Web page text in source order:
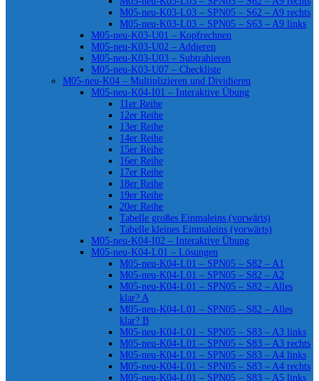
M05-neu-K03-L03 – SPN05 – S62 – A9 rechts
M05-neu-K03-L03 – SPN05 – S63 – A9 links
M05-neu-K03-U01 – Kopfrechnen
M05-neu-K03-U02 – Addieren
M05-neu-K03-U03 – Subtrahieren
M05-neu-K03-U07 – Checkliste
M05-neu-K04 – Multiplizieren und Dividieren
M05-neu-K04-I01 – Interaktive Übung
11er Reihe
12er Reihe
13er Reihe
14er Reihe
15er Reihe
16er Reihe
17er Reihe
18er Reihe
19er Reihe
20er Reihe
Tabelle großes Einmaleins (vorwärts)
Tabelle kleines Einmaleins (vorwärts)
M05-neu-K04-I02 – Interaktive Übung
M05-neu-K04-L01 – Lösungen
M05-neu-K04-L01 – SPN05 – S82 – A1
M05-neu-K04-L01 – SPN05 – S82 – A2
M05-neu-K04-L01 – SPN05 – S82 – Alles
klar? A
M05-neu-K04-L01 – SPN05 – S82 – Alles
klar? B
M05-neu-K04-L01 – SPN05 – S83 – A3 links
M05-neu-K04-L01 – SPN05 – S83 – A3 rechts
M05-neu-K04-L01 – SPN05 – S83 – A4 links
M05-neu-K04-L01 – SPN05 – S83 – A4 rechts
M05-neu-K04-L01 – SPN05 – S83 – A5 links